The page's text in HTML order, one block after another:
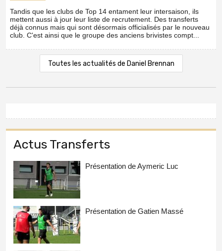
Tandis que les clubs de Top 14 entament leur intersaison, ils
mettent aussi à jour leur liste de recrutement. Des transferts
déjà connus mais qui sont désormais officialisés par le nouveau
club. C'est ainsi que le groupe des anciens brivistes compt...
Toutes les actualités de Daniel Brennan
Actus Transferts
Présentation de Aymeric Luc
Présentation de Gatien Massé